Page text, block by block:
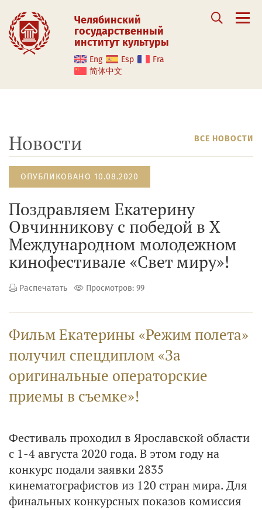
Челябинский
государственный
институт культуры
Eng Esp
Fra
简体中文
Новости ВСЕ НОВОСТИ
ОПУБЛИКОВАНО 10.08.2020
Поздравляем Екатерину
Овчинникову с победой в X
Международном молодежном
кинофестивале «Свет миру»!
Распечатать Просмотров: 99
Фильм Екатерины «Режим полета»
получил спецдиплом «За
оригинальные операторские
приемы в съемке»!
Фестиваль проходил в Ярославской области
с 1-4 августа 2020 года. В этом году на
конкурс подали заявки 2835
кинематографистов из 120 стран мира. Для
финальных конкурсных показов комиссия